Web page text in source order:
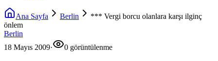
Ana Sayfa Berlin
*** Vergi borcu olanlara karşı ilginç
önlem
Berlin
18 Mayıs 2009· 0 görüntülenme